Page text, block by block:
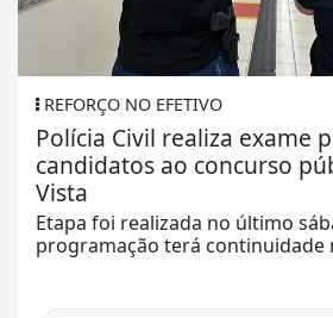
REFORÇO NO EFETIVO
Polícia Civil realiza exame
candidatos ao concurso
Vista
Etapa foi realizada no último
programação terá continuidade